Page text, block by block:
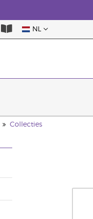
NL
Collecties